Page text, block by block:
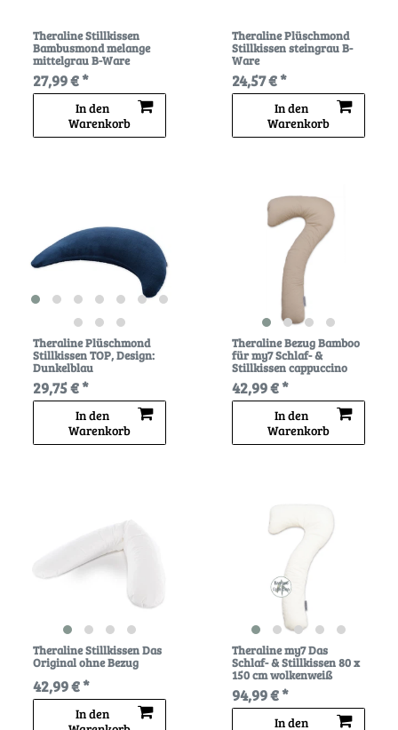
Theraline Stillkissen
Bambusmond melange
mittelgrau B-Ware
27,99 € *
In den
Warenkorb
Theraline Plüschmond
Stillkissen steingrau B-
Ware
24,57 € *
In den
Warenkorb
Theraline Plüschmond
Stillkissen TOP, Design:
Dunkelblau
29,75 € *
In den
Warenkorb
Theraline Bezug Bamboo
für my7 Schlaf- &
Stillkissen cappuccino
42,99 € *
In den
Warenkorb
Theraline Stillkissen Das
Original ohne Bezug
42,99 € *
In den
Theraline my7 Das
Schlaf- & Stillkissen 80 x
150 cm wolkenweiß
94,99 € *
In den